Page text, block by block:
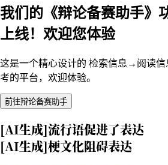
我们的《辩论备赛助手》
上线！欢迎您体验
这是一个精心设计的 检索信息→阅读
考的平台，欢迎体验。
前往辩论备赛助手
[AI生成]流行语促进了表达
[AI生成]梗文化阻碍表达